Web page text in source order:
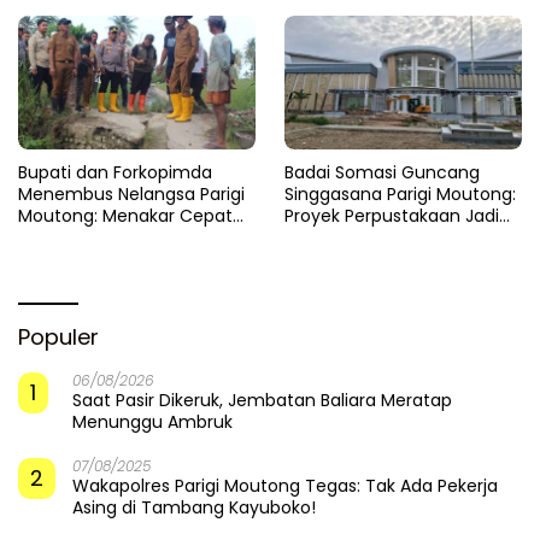
​Bupati dan Forkopimda
Menembus Nelangsa Parigi
Moutong: Menakar Cepat
Badai Somasi Guncang
Singgasana Parigi Moutong:
Proyek Perpustakaan Jadi
Populer
1
06/08/2026
Saat Pasir Dikeruk, Jembatan Baliara Meratap
Menunggu Ambruk
2 07/08/2025
Wakapolres Parigi Moutong Tegas: Tak Ada Pekerja
Asing di Tambang Kayuboko!